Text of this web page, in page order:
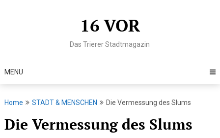
16 VOR
Das Trierer Stadtmagazin
MENU
Home STADT & MENSCHEN Die Vermessung des Slums
Die Vermessung des Slums